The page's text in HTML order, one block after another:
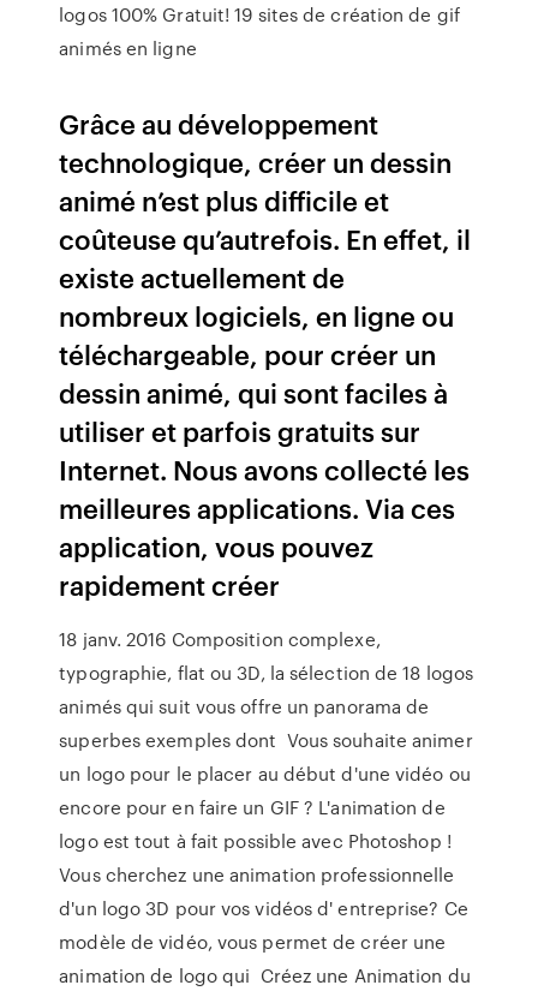
logos 100% Gratuit! 19 sites de création de gif
animés en ligne
Grâce au développement
technologique, créer un dessin
animé n’est plus difficile et
coûteuse qu’autrefois. En effet, il
existe actuellement de
nombreux logiciels, en ligne ou
téléchargeable, pour créer un
dessin animé, qui sont faciles à
utiliser et parfois gratuits sur
Internet. Nous avons collecté les
meilleures applications. Via ces
application, vous pouvez
rapidement créer
18 janv. 2016 Composition complexe,
typographie, flat ou 3D, la sélection de 18 logos
animés qui suit vous offre un panorama de
superbes exemples dont Vous souhaite animer
un logo pour le placer au début d'une vidéo ou
encore pour en faire un GIF ? L'animation de
logo est tout à fait possible avec Photoshop !
Vous cherchez une animation professionnelle
d'un logo 3D pour vos vidéos d' entreprise? Ce
modèle de vidéo, vous permet de créer une
animation de logo qui Créez une Animation du